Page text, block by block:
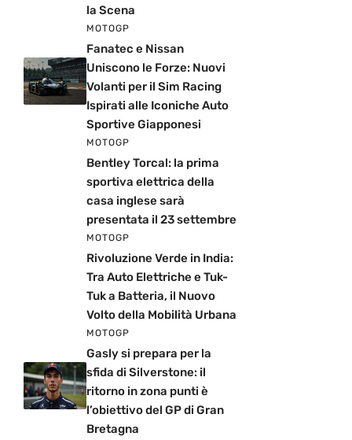
la Scena
MOTOGP
Fanatec e Nissan
Uniscono le Forze: Nuovi
Volanti per il Sim Racing
Ispirati alle Iconiche Auto
Sportive Giapponesi
MOTOGP
Bentley Torcal: la prima
sportiva elettrica della
casa inglese sarà
presentata il 23 settembre
MOTOGP
Rivoluzione Verde in India:
Tra Auto Elettriche e Tuk-
Tuk a Batteria, il Nuovo
Volto della Mobilità Urbana
MOTOGP
Gasly si prepara per la
sfida di Silverstone: il
ritorno in zona punti è
l’obiettivo del GP di Gran
Bretagna